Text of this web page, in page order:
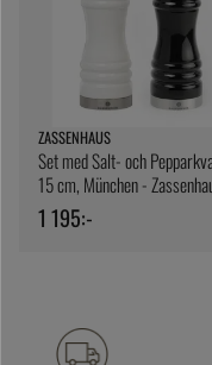
ZASSENHAUS
Set med Salt- och
15 cm, München -
1 195:-